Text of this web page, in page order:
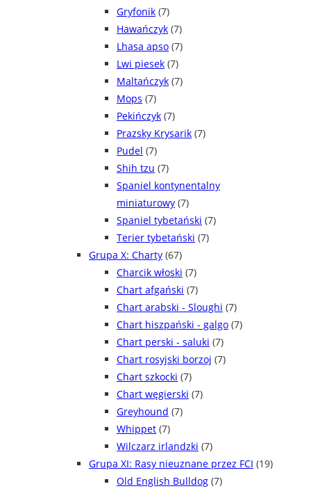
Gryfonik (7)
Hawańczyk (7)
Lhasa apso (7)
Lwi piesek (7)
Maltańczyk (7)
Mops (7)
Pekińczyk (7)
Prazsky Krysarik (7)
Pudel (7)
Shih tzu (7)
Spaniel kontynentalny
miniaturowy (7)
Spaniel tybetański (7)
Terier tybetański (7)
Grupa X: Charty (67)
Charcik włoski (7)
Chart afgański (7)
Chart arabski - Sloughi (7)
Chart hiszpański - galgo (7)
Chart perski - saluki (7)
Chart rosyjski borzoj (7)
Chart szkocki (7)
Chart węgierski (7)
Greyhound (7)
Whippet (7)
Wilczarz irlandzki (7)
Grupa XI: Rasy nieuznane przez FCI (19)
Old English Bulldog (7)